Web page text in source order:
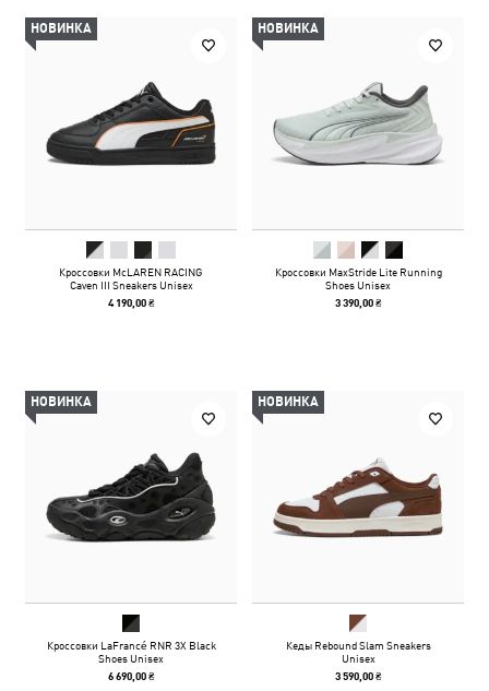
НОВИНКА
Кроссовки McLAREN RACING
Caven III Sneakers Unisex
4 190,00 ₴
НОВИНКА
Кроссовки MaxStride Lite Running
Shoes Unisex
3 390,00 ₴
НОВИНКА
Кроссовки LaFrancé RNR 3X Black
Shoes Unisex
6 690,00 ₴
НОВИНКА
Кеды Rebound Slam Sneakers
Unisex
3 590,00 ₴